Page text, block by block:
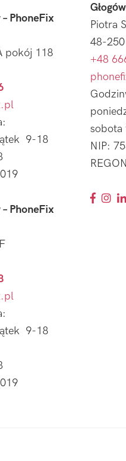
PhoneFix
pokój 118
9-18
PhoneFix
9-18
Piotra
48-250
+48
sobota
NIP: